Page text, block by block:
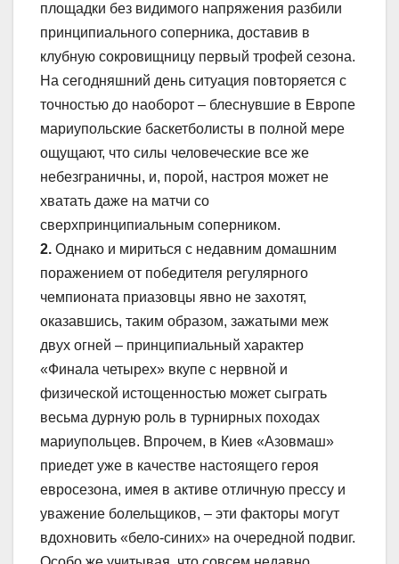
площадки без видимого напряжения разбили
принципиального соперника, доставив в
клубную сокровищницу первый трофей сезона.
На сегодняшний день ситуация повторяется с
точностью до наоборот – блеснувшие в Европе
мариупольские баскетболисты в полной мере
ощущают, что силы человеческие все же
небезграничны, и, порой, настроя может не
хватать даже на матчи со
сверхпринципиальным соперником.
2. Однако и мириться с недавним домашним
поражением от победителя регулярного
чемпионата приазовцы явно не захотят,
оказавшись, таким образом, зажатыми меж
двух огней – принципиальный характер
«Финала четырех» вкупе с нервной и
физической истощенностью может сыграть
весьма дурную роль в турнирных походах
мариупольцев. Впрочем, в Киев «Азовмаш»
приедет уже в качестве настоящего героя
евросезона, имея в активе отличную прессу и
уважение болельщиков, – эти факторы могут
вдохновить «бело-синих» на очередной подвиг.